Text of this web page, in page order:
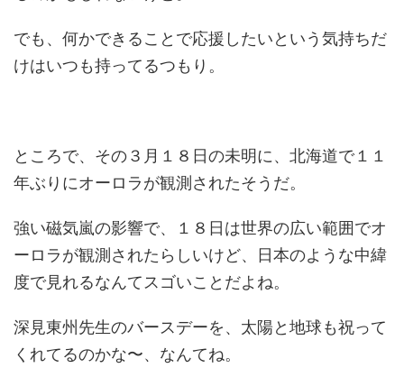
でも、何かできることで応援したいという気持ちだ
けはいつも持ってるつもり。
ところで、その３月１８日の未明に、北海道で１１
年ぶりにオーロラが観測されたそうだ。
強い磁気嵐の影響で、１８日は世界の広い範囲でオ
ーロラが観測されたらしいけど、日本のような中緯
度で見れるなんてスゴいことだよね。
深見東州先生のバースデーを、太陽と地球も祝って
くれてるのかな〜、なんてね。